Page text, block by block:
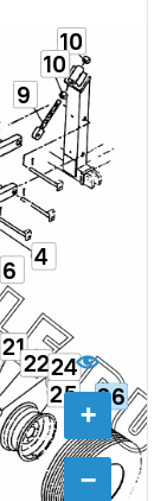
+
−
4
6
9
10
10
21
2224
25
26